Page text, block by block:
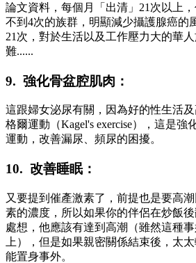
論文資料，每個月「出清」21次以上，
不到4次的族群，明顯減少攝護腺癌的
21次，對於生活以及工作壓力大的華
難......
9. 強化骨盆腔肌肉：
這跟婦女泌尿有關，因為好的性生活
格爾運動（Kagel's exercise），這是強
運動，改善漏尿、頻尿的困擾。
10. 改善睡眠：
又要提到催產激素了，前提也是要高
素的濃度，所以如果你的伴侶在炒飯
處想，他應該有達到高潮（雖然這種
上），但是如果親密關係結束後，太
能置身事外。